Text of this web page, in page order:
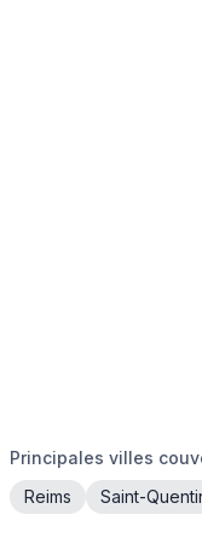
Principales villes
Reims
Saint-